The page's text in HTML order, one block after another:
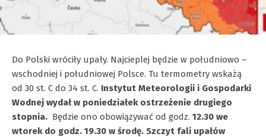
Do Polski wróciły upały. Najcieplej będzie w południowo –
wschodniej i południowej Polsce. Tu termometry wskażą
od 30 st. C do 34 st. C. Instytut Meteorologii i Gospodarki
Wodnej wydał w poniedziałek ostrzeżenie drugiego
stopnia. Będzie ono obowiązywać od godz. 12.30 we
wtorek do godz. 19.30 w środę. Szczyt fali upałów